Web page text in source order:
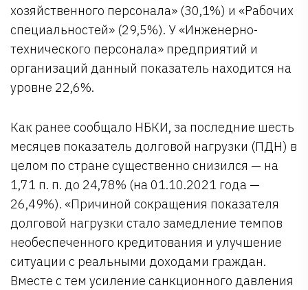
хозяйственного персонала» (30,1%) и «Рабочих
специальностей» (29,5%). У «Инженерно-
технического персонала» предприятий и
организаций данный показатель находится на
уровне 22,6%.
Как ранее сообщало НБКИ, за последние шесть
месяцев показатель долговой нагрузки (ПДН) в
целом по стране существенно снизился — на
1,71 п. п. до 24,78% (на 01.10.2021 года —
26,49%). «Причиной сокращения показателя
долговой нагрузки стало замедление темпов
необеспеченного кредитования и улучшение
ситуации с реальными доходами граждан.
Вместе с тем усиление санкционного давления